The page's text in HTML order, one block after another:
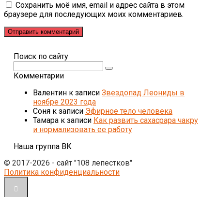
Сохранить моё имя, email и адрес сайта в этом
браузере для последующих моих комментариев.
Поиск по сайту
Комментарии
Валентин к записи Звездопад Леониды в
ноябре 2023 года
Соня к записи Эфирное тело человека
Тамара к записи Как развить сахасрара чакру
и нормализовать ее работу
Наша группа ВК
© 2017-2026 - сайт "108 лепестков"
Политика конфиденциальности